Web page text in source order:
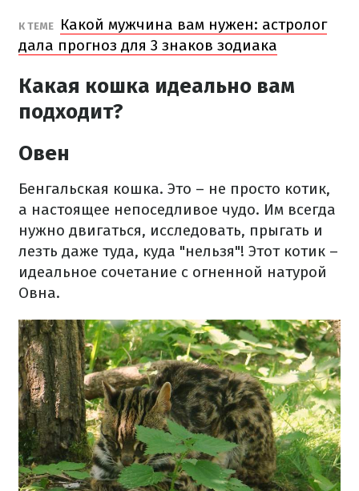
К ТЕМЕ
Какой мужчина вам нужен: астролог
дала прогноз для 3 знаков зодиака
Какая кошка идеально вам
подходит?
Овен
Бенгальская кошка. Это – не просто котик,
а настоящее непоседливое чудо. Им всегда
нужно двигаться, исследовать, прыгать и
лезть даже туда, куда "нельзя"! Этот котик –
идеальное сочетание с огненной натурой
Овна.